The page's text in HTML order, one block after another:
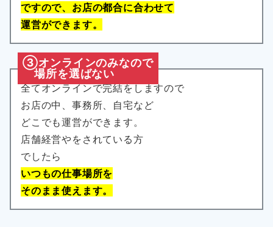
ですので、お店の都合に合わせて
運営ができます。
③オンラインのみなので
場所を選ばない
全てオンラインで完結をしますので
お店の中、事務所、自宅など
どこでも運営ができます。
店舗経営やをされている方
でしたら
いつもの仕事場所を
そのまま使えます。